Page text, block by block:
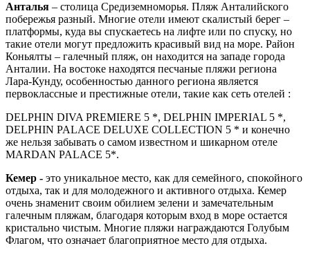
Анталья – столица Средиземноморья. Пляж Анталийского
побережья разный. Многие отели имеют скалистый берег –
платформы, куда вы спускаетесь на лифте или по спуску, но
такие отели могут предложить красивый вид на море. Район
Коньялты – галечный пляж, он находится на западе города
Анталии. На востоке находятся песчаные пляжи региона
Лара-Кунду, особенностью данного региона является
первоклассные и престижные отели, такие как сеть отелей :
DELPHIN DIVA PREMIERE 5 *, DELPHIN IMPERIAL 5 *,
DELPHIN PALACE DELUXE COLLECTION 5 * и конечно
же нельзя забывать о самом известном и шикарном отеле
MARDAN PALACE 5*.
Кемер - это уникальное место, как для семейного, спокойного
отдыха, так и для молодежного и активного отдыха. Кемер
очень знаменит своим обилием зелени и замечательным
галечным пляжам, благодаря которым вход в море остается
кристально чистым. Многие пляжи награждаются Голубым
Флагом, что означает благоприятное место для отдыха.